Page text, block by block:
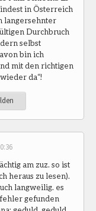
in Österreich
langersehnter
Durchbruch
selbst
bin ich
mit den richtigen
da“!
am zuz. so ist
heraus zu lesen).
langweilig. es
gefunden